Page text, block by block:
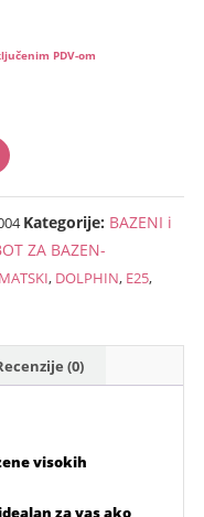
PDV-om
Kategorije: BAZENI i
ZA BAZEN-
, DOLPHIN, E25,
(0)
visokih
za vas ako